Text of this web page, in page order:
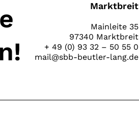
Marktbreit
Mainleite 35
97340 Marktbreit
+ 49 (0) 93 32 – 50 55 0
mail@sbb-beutler-lang.de